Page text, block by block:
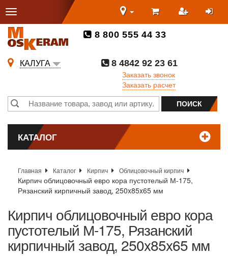
8 800 555 44 33
КАЛУГА
8 4842 92 23 61
Заказать звонок
Заказать расчет
КАТАЛОГ
Главная Каталог Кирпич Облицовочный кирпич
Кирпич облицовочный евро кора пустотелый М-175,
Рязанский кирпичный завод, 250x85x65 мм
Кирпич облицовочный евро кора
пустотелый М-175, Рязанский
кирпичный завод, 250x85x65 мм